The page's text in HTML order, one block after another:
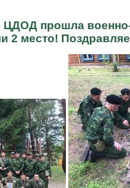
ЦДОД прошла
2 место!